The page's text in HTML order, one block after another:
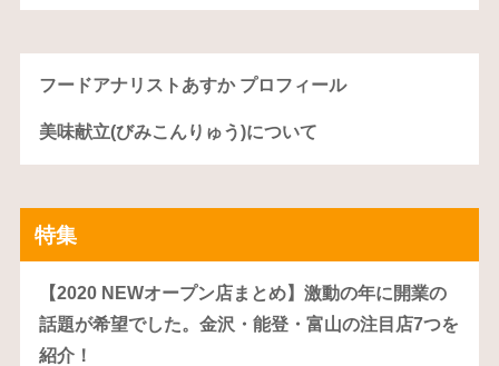
フードアナリストあすか プロフィール
美味献立(びみこんりゅう)について
特集
【2020 NEWオープン店まとめ】激動の年に開業の
話題が希望でした。金沢・能登・富山の注目店7つを
紹介！